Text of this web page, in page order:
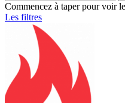
Commencez à taper pour voir
Les filtres